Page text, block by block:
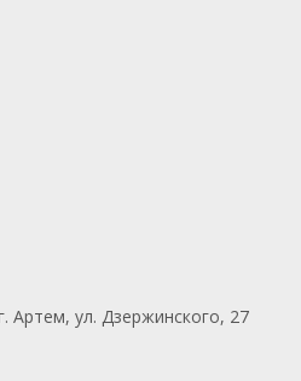
Артем, ул. Дзержинского, 27